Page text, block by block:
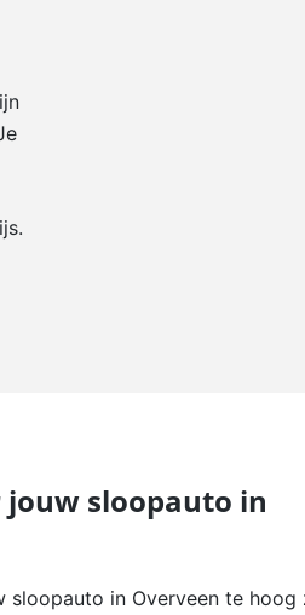
sloopauto in
in Overveen te hoog